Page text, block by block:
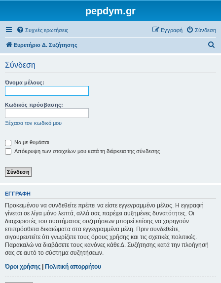
pepdym.gr
Συχνές ερωτήσεις Σύνδεση
Εγγραφή
Ευρετήριο Δ. Συζήτησης
Σύνδεση
Όνομα μέλους:
Κωδικός πρόσβασης:
Ξέχασα τον κωδικό μου
Να με θυμάσαι
Απόκρυψη των στοιχείων μου κατά τη διάρκεια της σύνδεσης
ΕΓΓΡΑΦΉ
Προκειμένου να συνδεθείτε πρέπει να είστε εγγεγραμμένο μέλος. Η εγγραφή
γίνεται σε λίγα μόνο λεπτά, αλλά σας παρέχει αυξημένες δυνατότητες. Οι
διαχειριστές του συστήματος συζητήσεων μπορεί επίσης να χορηγούν
επιπρόσθετα δικαιώματα στα εγγεγραμμένα μέλη. Πριν συνδεθείτε,
σιγουρευτείτε ότι γνωρίζετε τους όρους χρήσης και τις σχετικές πολιτικές.
Παρακαλώ να διαβάσετε τους κανόνες κάθε Δ. Συζήτησης κατά την πλοήγησή
σας σε αυτό το σύστημα συζητήσεων.
Όροι χρήσης | Πολιτική απορρήτου